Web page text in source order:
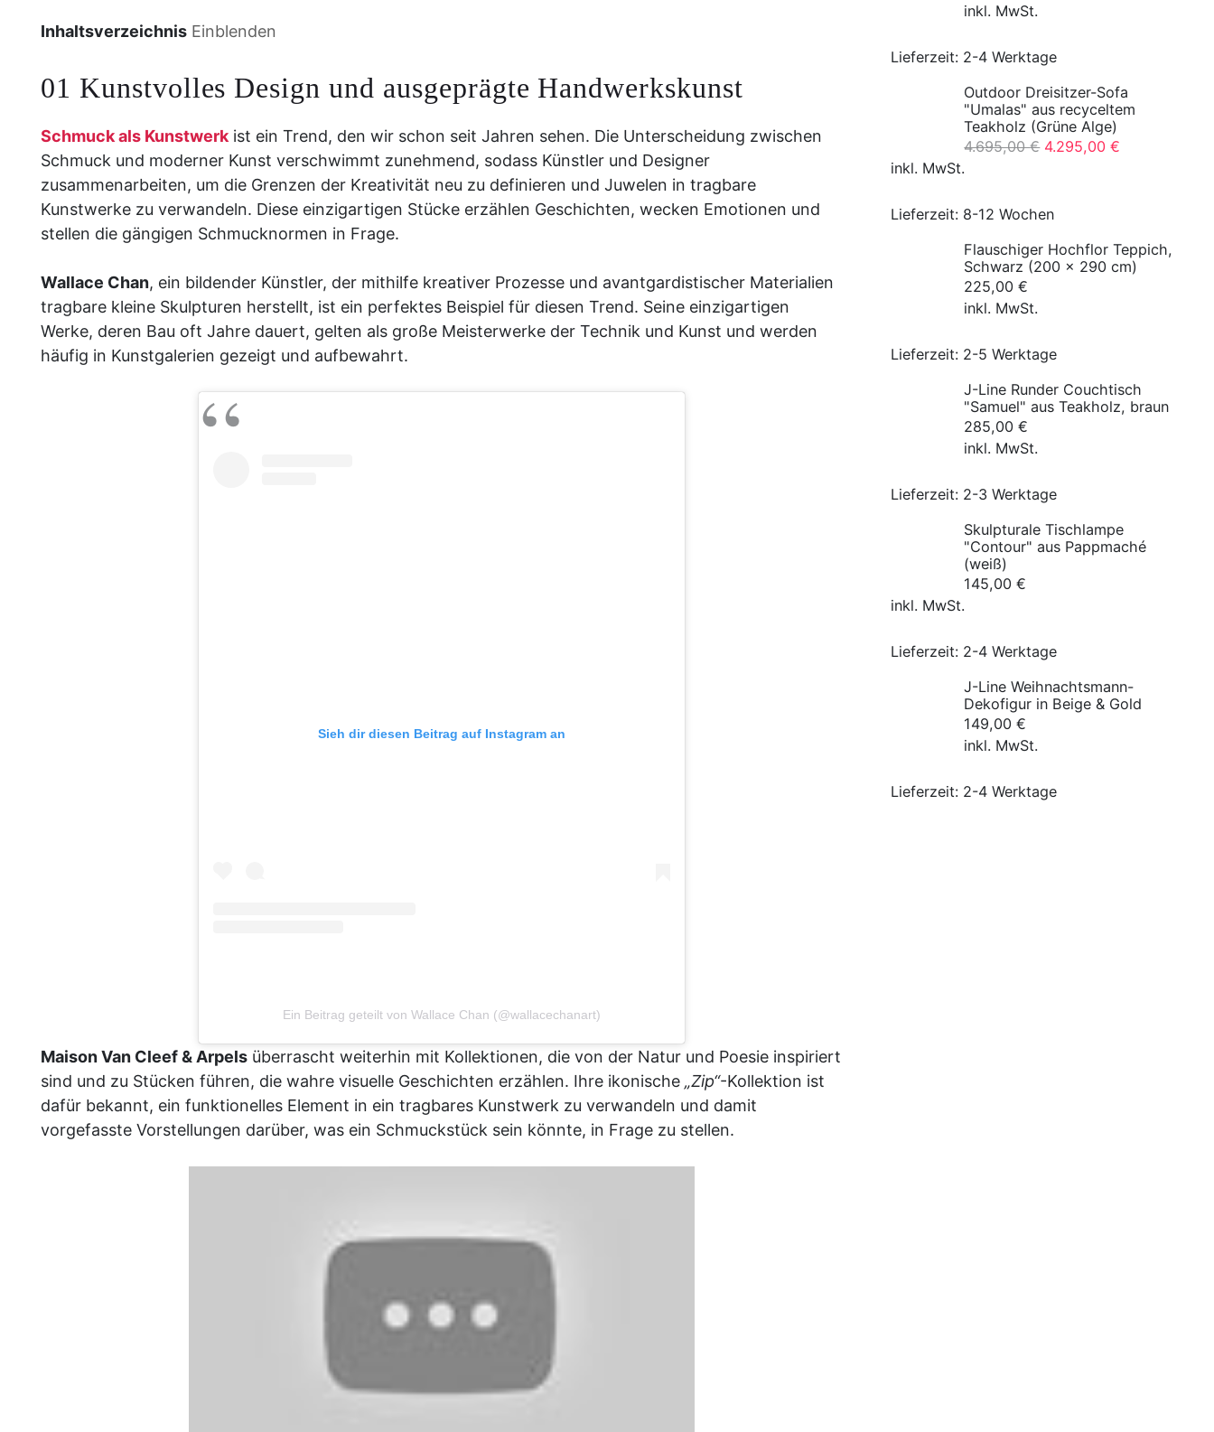
Inhaltsverzeichnis Einblenden
01 Kunstvolles Design und ausgeprägte Handwerkskunst
Schmuck als Kunstwerk ist ein Trend, den wir schon seit Jahren sehen. Die Unterscheidung zwischen
Schmuck und moderner Kunst verschwimmt zunehmend, sodass Künstler und Designer
zusammenarbeiten, um die Grenzen der Kreativität neu zu definieren und Juwelen in tragbare
Kunstwerke zu verwandeln. Diese einzigartigen Stücke erzählen Geschichten, wecken Emotionen und
stellen die gängigen Schmucknormen in Frage.
Wallace Chan, ein bildender Künstler, der mithilfe kreativer Prozesse und avantgardistischer Materialien
tragbare kleine Skulpturen herstellt, ist ein perfektes Beispiel für diesen Trend. Seine einzigartigen
Werke, deren Bau oft Jahre dauert, gelten als große Meisterwerke der Technik und Kunst und werden
häufig in Kunstgalerien gezeigt und aufbewahrt.
Sieh dir diesen Beitrag auf Instagram an
Ein Beitrag geteilt von Wallace Chan (@wallacechanart)
Maison Van Cleef & Arpels überrascht weiterhin mit Kollektionen, die von der Natur und Poesie inspiriert
sind und zu Stücken führen, die wahre visuelle Geschichten erzählen. Ihre ikonische „Zip“-Kollektion ist
dafür bekannt, ein funktionelles Element in ein tragbares Kunstwerk zu verwandeln und damit
vorgefasste Vorstellungen darüber, was ein Schmuckstück sein könnte, in Frage zu stellen.
inkl. MwSt.
Lieferzeit: 2-4 Werktage
Outdoor Dreisitzer-Sofa
"Umalas" aus recyceltem
Teakholz (Grüne Alge)
4.695,00€ Ursprünglicher
4.695,00 €
4.295,00€
inkl. MwSt.
Lieferzeit: 8-12 Wochen
Flauschiger Hochflor Teppich,
Schwarz (200 x 290 cm)
225,00€
inkl. MwSt.
Lieferzeit: 2-5 Werktage
J-Line Runder Couchtisch
"Samuel" aus Teakholz, braun
285,00€
inkl. MwSt.
Lieferzeit: 2-3 Werktage
Skulpturale Tischlampe
"Contour" aus Pappmaché
(weiß)
145,00€
inkl. MwSt.
Lieferzeit: 2-4 Werktage
J-Line Weihnachtsmann-
Dekofigur in Beige & Gold
149,00€
inkl. MwSt.
Lieferzeit: 2-4 Werktage